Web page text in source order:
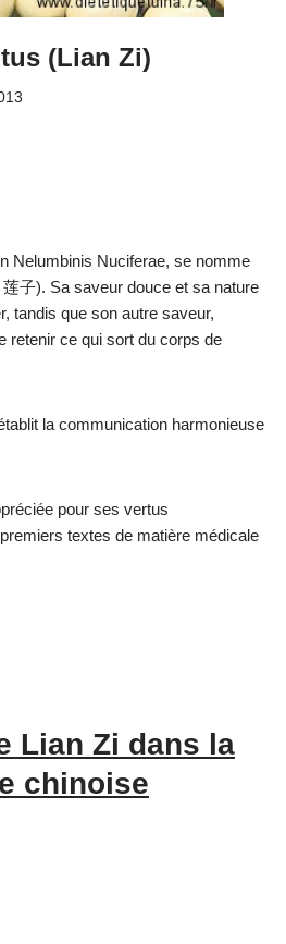
(Lian Zi)
Nelumbinis Nuciferae, se nomme
子). Sa saveur douce et sa nature
tandis que son autre saveur,
retenir ce qui sort du corps de
la communication harmonieuse
pour ses vertus
textes de matière médicale
Lian Zi dans la
chinoise